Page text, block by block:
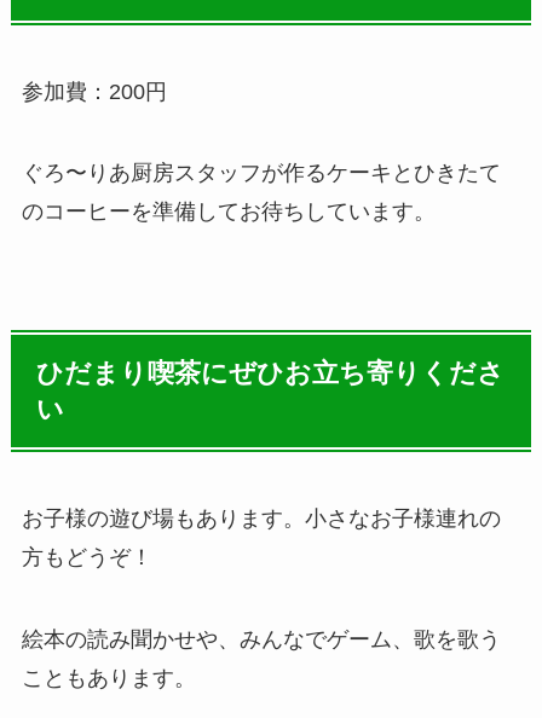
参加費：200円
ぐろ〜りあ厨房スタッフが作るケーキとひきたて
のコーヒーを準備してお待ちしています。
ひだまり喫茶にぜひお立ち寄りくださ
い
お子様の遊び場もあります。小さなお子様連れの
方もどうぞ！
絵本の読み聞かせや、みんなでゲーム、歌を歌う
こともあります。